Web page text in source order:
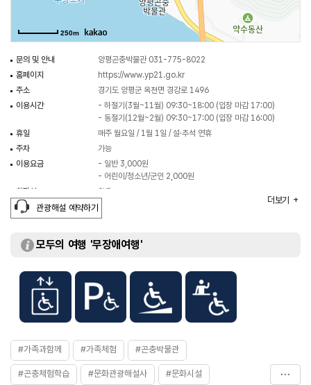
250m
문의 및 안내
양평곤충박물관 031-775-8022
홈페이지
https://www.yp21.go.kr
주소
경기도 양평군 옥천면 경강로 1496
이용시간
- 하절기(3월~11월) 09:30~18:00 (입장 마감 17:00)
- 동절기(12월~2월) 09:30~17:00 (입장 마감 16:00)
휴일
매주 월요일 / 1월 1일 / 설·추석 연휴
주차
가능
이용요금
- 일반 3,000원
- 어린이/청소년/군인 2,000원
화장실
있음
더보기
관광해설 예약하기
모두의 여행 '무장애여행'
#가족과함께 #가족체험 #곤충박물관
#곤충체험학습 #문화관광해설사 #문화시설